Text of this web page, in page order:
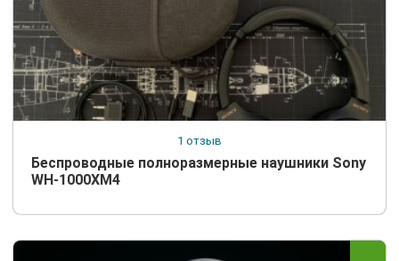
1 отзыв
Беспроводные полноразмерные наушники Sony
WH-1000XM4